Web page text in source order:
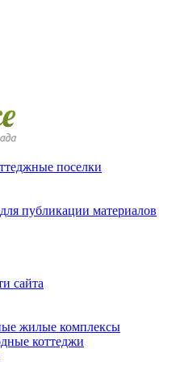
поселки
для публикации материалов
сайта
жилые комплексы
коттеджи